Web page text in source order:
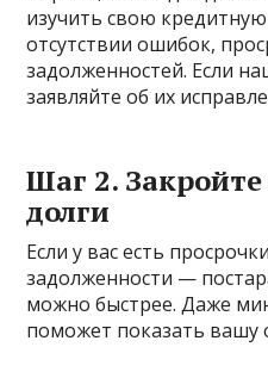
изучить свою
отсутствии ошибок,
задолженностей. Если
заявляйте об их
Шаг 2.
долги
Если у вас есть
задолженности —
можно быстрее. Даже
поможет показать вашу